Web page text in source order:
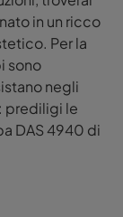
in un ricco
Per la
sono
negli
prediligi le
DAS 4940 di